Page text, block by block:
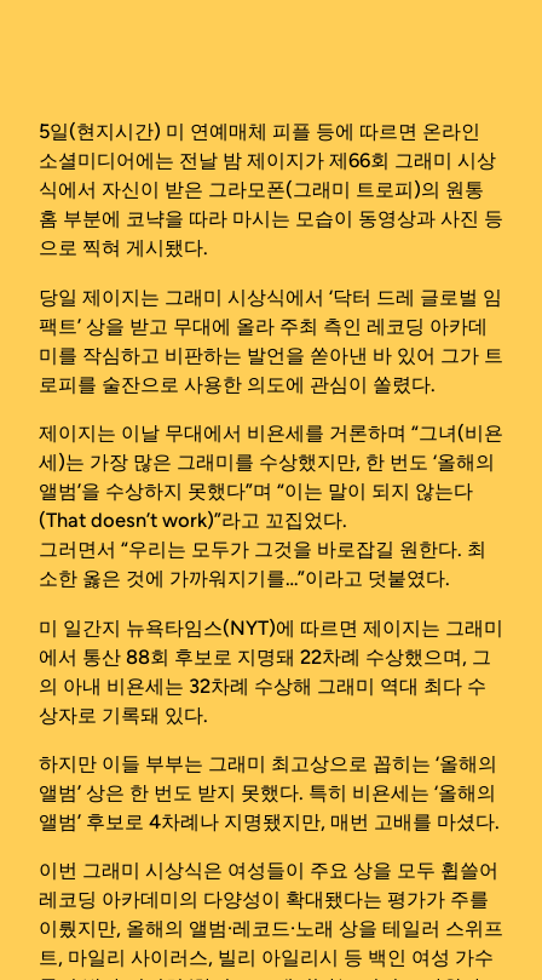
5일(현지시간) 미 연예매체 피플 등에 따르면 온라인
소셜미디어에는 전날 밤 제이지가 제66회 그래미 시상
식에서 자신이 받은 그라모폰(그래미 트로피)의 원통
홈 부분에 코냑을 따라 마시는 모습이 동영상과 사진 등
으로 찍혀 게시됐다.
당일 제이지는 그래미 시상식에서 ‘닥터 드레 글로벌 임
팩트’ 상을 받고 무대에 올라 주최 측인 레코딩 아카데
미를 작심하고 비판하는 발언을 쏟아낸 바 있어 그가 트
로피를 술잔으로 사용한 의도에 관심이 쏠렸다.
제이지는 이날 무대에서 비욘세를 거론하며 “그녀(비욘
세)는 가장 많은 그래미를 수상했지만, 한 번도 ‘올해의
앨범’을 수상하지 못했다”며 “이는 말이 되지 않는다
(That doesn’t work)”라고 꼬집었다.
그러면서 “우리는 모두가 그것을 바로잡길 원한다. 최
소한 옳은 것에 가까워지기를…”이라고 덧붙였다.
미 일간지 뉴욕타임스(NYT)에 따르면 제이지는 그래미
에서 통산 88회 후보로 지명돼 22차례 수상했으며, 그
의 아내 비욘세는 32차례 수상해 그래미 역대 최다 수
상자로 기록돼 있다.
하지만 이들 부부는 그래미 최고상으로 꼽히는 ‘올해의
앨범’ 상은 한 번도 받지 못했다. 특히 비욘세는 ‘올해의
앨범’ 후보로 4차례나 지명됐지만, 매번 고배를 마셨다.
이번 그래미 시상식은 여성들이 주요 상을 모두 휩쓸어
레코딩 아카데미의 다양성이 확대됐다는 평가가 주를
이뤘지만, 올해의 앨범·레코드·노래 상을 테일러 스위프
트, 마일리 사이러스, 빌리 아일리시 등 백인 여성 가수